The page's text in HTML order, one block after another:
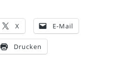
X E-Mail
Drucken